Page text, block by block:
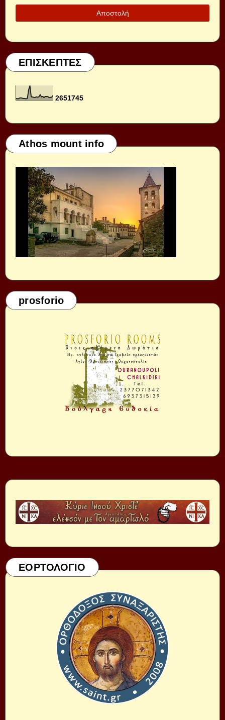
ΕΠΙΣΚΕΠΤΕΣ
2651745
Athos mount info
prosforio
ΕΟΡΤΟΛΟΓΙΟ